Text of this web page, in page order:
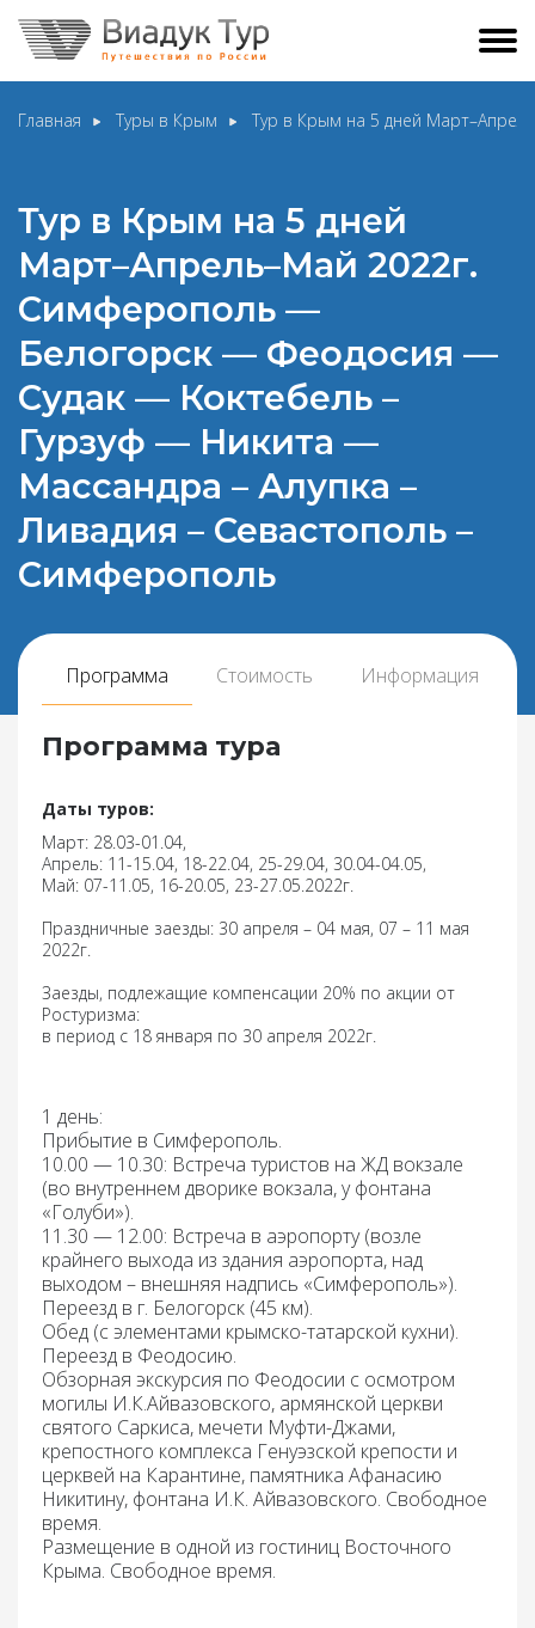
Главная Туры в Крым Тур в Крым на 5 дней
Тур в Крым на 5 дней
Март–Апрель–Май 2022г.
Симферополь —
Белогорск — Феодосия —
Судак — Коктебель –
Гурзуф — Никита —
Массандра – Алупка –
Ливадия – Севастополь –
Симферополь
Программа Стоимость Информация
Программа тура
Даты туров:
Март: 28.03-01.04,
Апрель: 11-15.04, 18-22.04, 25-29.04, 30.04-04.05,
Май: 07-11.05, 16-20.05, 23-27.05.2022г.
Праздничные заезды: 30 апреля – 04 мая, 07 – 11 мая
2022г.
Заезды, подлежащие компенсации 20% по акции от
Ростуризма:
в период с 18 января по 30 апреля 2022г.
1 день:
Прибытие в Симферополь.
10.00 — 10.30: Встреча туристов на ЖД вокзале
(во внутреннем дворике вокзала, у фонтана
«Голуби»).
11.30 — 12.00: Встреча в аэропорту(возле
крайнего выхода из здания аэропорта, над
выходом – внешняя надпись «Симферополь»).
Переезд в г. Белогорск (45 км).
Обед (с элементами крымско-татарской кухни).
Переезд в Феодосию.
Обзорная экскурсия по Феодосии с осмотром
могилы И.К.Айвазовского, армянской церкви
святого Саркиса, мечети Муфти-Джами,
крепостного комплекса Генуэзской крепости и
церквей на Карантине, памятника Афанасию
Никитину, фонтана И.К. Айвазовского. Свободное
время.
Размещение в одной из гостиниц Восточного
Крыма. Свободное время.